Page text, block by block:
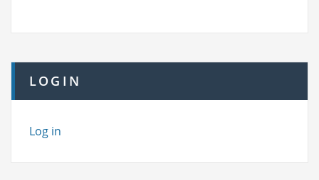
LOGIN
Log in